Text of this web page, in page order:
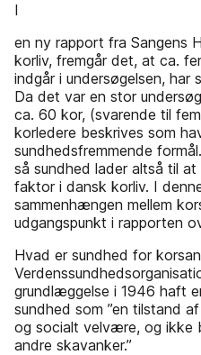
I
en ny rapport fra Sangens
korliv, fremgår det, at ca.
indgår i undersøgelsen, har
Da det var en stor
ca. 60 kor, (svarende til
korledere beskrives som
sundhedsfremmende
så sundhed lader altså til
faktor i dansk korliv. I
sammenhængen mellem
udgangspunkt i rapporten
Hvad er sundhed for
grundlæggelse i 1946 haft
sundhed som ”en tilstand
og socialt velvære, og ikke
andre skavanker.”